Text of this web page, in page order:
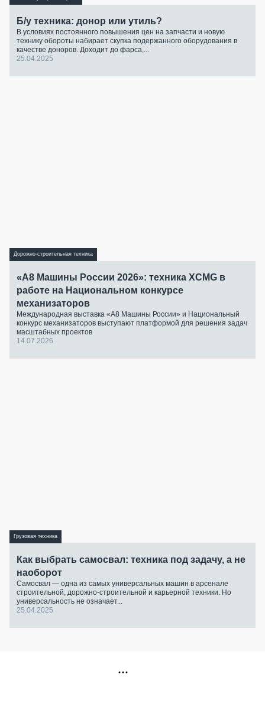
Б/у техника: донор или утиль?
В условиях постоянного повышения цен на запчасти и новую
технику обороты набирает скупка подержанного оборудования в
качестве доноров. Доходит до фарса,...
25.04.2025
Дорожно-строительная техника
«А8 Машины России 2026»: техника XCMG в
работе на Национальном конкурсе
механизаторов
Международная выставка «А8 Машины России» и Национальный
конкурс механизаторов выступают платформой для решения задач
масштабных проектов
14.07.2026
Грузовая техника
Как выбрать самосвал: техника под задачу, а не
наоборот
Самосвал — одна из самых универсальных машин в арсенале
строительной, дорожно-строительной и карьерной техники. Но
универсальность не означает...
25.04.2025